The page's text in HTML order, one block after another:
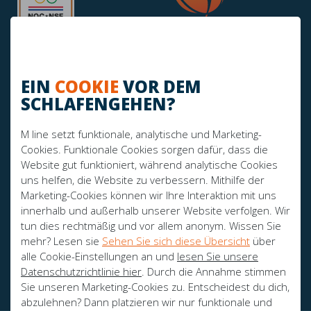
EIN COOKIE VOR DEM
SCHLAFENGEHEN?
M line setzt funktionale, analytische und Marketing-
Cookies. Funktionale Cookies sorgen dafür, dass die
Website gut funktioniert, während analytische Cookies
uns helfen, die Website zu verbessern. Mithilfe der
Marketing-Cookies können wir Ihre Interaktion mit uns
innerhalb und außerhalb unserer Website verfolgen. Wir
tun dies rechtmäßig und vor allem anonym. Wissen Sie
mehr? Lesen sie Sehen Sie sich diese Übersicht über
alle Cookie-Einstellungen an und lesen Sie unsere
Datenschutzrichtlinie hier. Durch die Annahme stimmen
Sie unseren Marketing-Cookies zu. Entscheidest du dich,
abzulehnen? Dann platzieren wir nur funktionale und
info@mline.nl
+31 413-243050
Botschafter
Zertifikate